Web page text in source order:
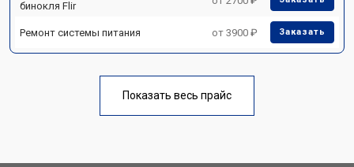
бинокля Flir
Ремонт системы питания от 3900 ₽ Заказать
Показать весь прайс